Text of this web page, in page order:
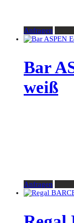
Anfragen
Bar
weiß
Anfragen